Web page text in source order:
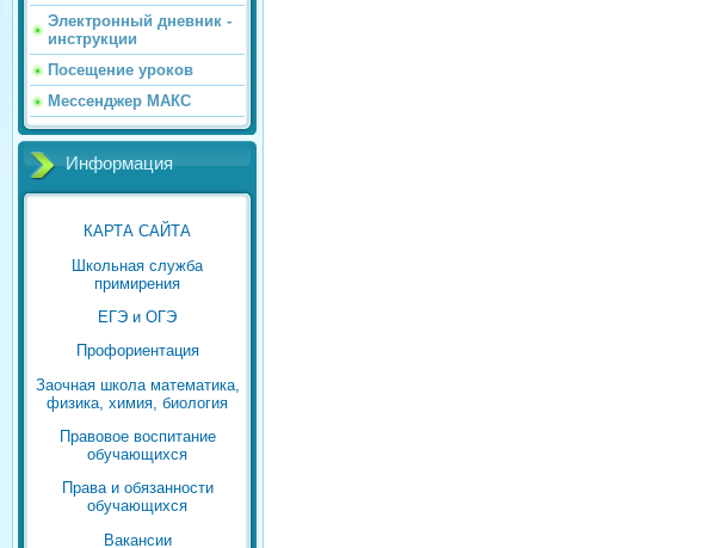
Электронный дневник -
инструкции
Посещение уроков
Мессенджер МАКС
Информация
КАРТА САЙТА
Школьная служба
примирения
ЕГЭ и ОГЭ
Профориентация
Заочная школа математика,
физика, химия, биология
Правовое воспитание
обучающихся
Права и обязанности
обучающихся
Вакансии